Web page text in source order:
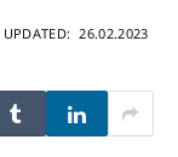
UPDATED: 26.02.2023